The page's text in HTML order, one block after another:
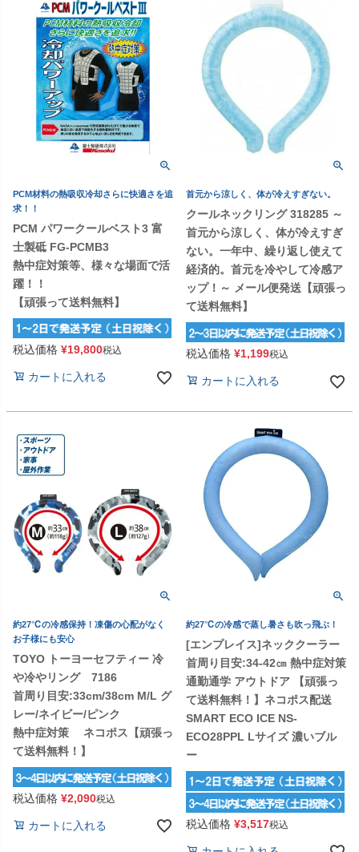
PCM材料の熱吸収冷却さらに快適さを追
求！！
PCM パワークールベスト3 富
士製砥 FG-PCMB3
熱中症対策等、様々な場面で活
躍！！
【頑張って送料無料】
税込価格 ¥19,800税込
カートに入れる
首元から涼しく、体が冷えすぎない。
クールネックリング 318285 ～
首元から涼しく、体が冷えすぎ
ない。一年中、繰り返し使えて
経済的。首元を冷やして冷感ア
ップ！～ メール便発送【頑張っ
て送料無料】
税込価格 ¥1,199税込
カートに入れる
約27℃の冷感保持！凍傷の心配がなく
お子様にも安心
TOYO トーヨーセフティー 冷
や冷やリング 7186
首周り目安:33cm/38cm M/L グ
レー/ネイビー/ピンク
熱中症対策 ネコポス【頑張っ
て送料無料！】
税込価格 ¥2,090税込
カートに入れる
約27℃の冷感で蒸し暑さも吹っ飛ぶ！
[エンプレイス]ネッククーラー
首周り目安:34-42㎝ 熱中症対策
通勤通学 アウトドア 【頑張っ
て送料無料！】ネコポス配送
SMART ECO ICE NS-
ECO28PPL Lサイズ 濃いブル
ー
税込価格 ¥3,517税込